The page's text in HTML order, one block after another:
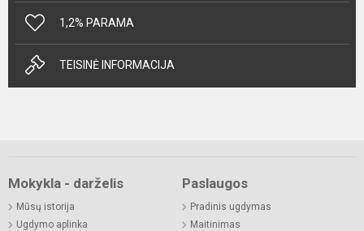
1,2% PARAMA
TEISINĖ INFORMACIJA
Mokykla - darželis
Mūsų istorija
Ugdymo aplinka
Paslaugos
Pradinis ugdymas
Maitinimas